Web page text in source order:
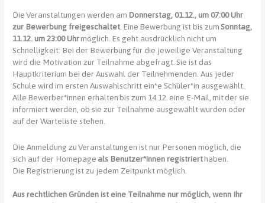
Die Veranstaltungen werden am Donnerstag, 01.12., um 07:00 Uhr
zur Bewerbung freigeschaltet . Eine Bewerbung ist bis zumSonntag,
11.12. um 23:00 Uhrmöglich. Es geht ausdrücklich nicht um
Schnelligkeit: Bei der Bewerbung für die jeweilige Veranstaltung
wird die Motivation zur Teilnahme abgefragt. Sie ist das
Hauptkriterium bei der Auswahl der Teilnehmenden. Aus jeder
Schule wird im ersten Auswahlschritt ein*e Schüler*in ausgewählt.
Alle Bewerber*innen erhalten bis zum 14.12. eine E-Mail, mit der sie
informiert werden, ob sie zur Teilnahme ausgewählt wurden oder
auf der Warteliste stehen.
Die Anmeldung zu Veranstaltungen ist nur Personen möglich, die
sich auf der Homepage als Benutzer*innen registrierthaben.
Die Registrierung ist zu jedem Zeitpunkt möglich.
Aus rechtlichen Gründen ist eine Teilnahme nur möglich, wenn Ihr